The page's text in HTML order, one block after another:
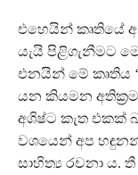
එහෙයින් කෘතියේ
යැයි පිළිගැනීමට
එනයින් මේ කෘතිය
යන කියමන
අශිෂ්ට කැත එකක්
වශයෙන් අප
සාහිත්‍ය රචනා ය.